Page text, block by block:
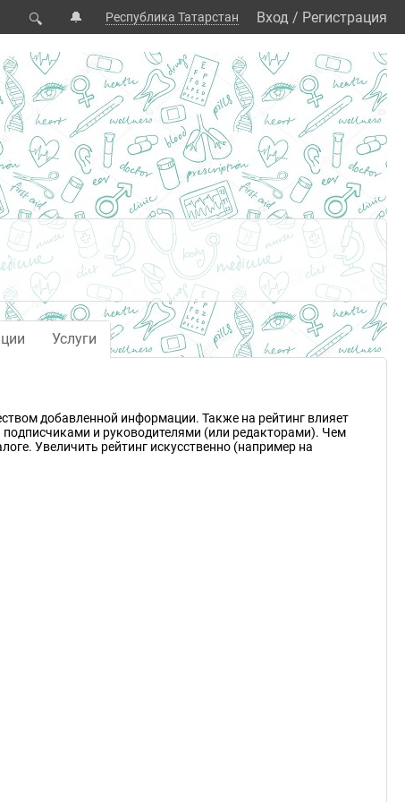
🔍 🔔 Республика Татарстан Вход / Регистрация
Услуги
добавленной информации. Также на рейтинг влияет
и руководителями (или редакторами). Чем
Увеличить рейтинг искусственно (например на